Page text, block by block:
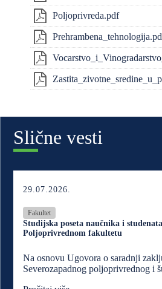
Poljoprivreda.pdf
Slične vesti
29.07.2026.
Fakultet
Studijska poseta naučnika i
Poljoprivrednom fakultetu
Na osnovu Ugovora o saradnji
Severozapadnog poljoprivrednog i